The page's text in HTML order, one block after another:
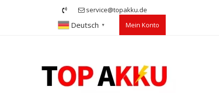
service@topakku.de
Deutsch ▼ Mein Konto